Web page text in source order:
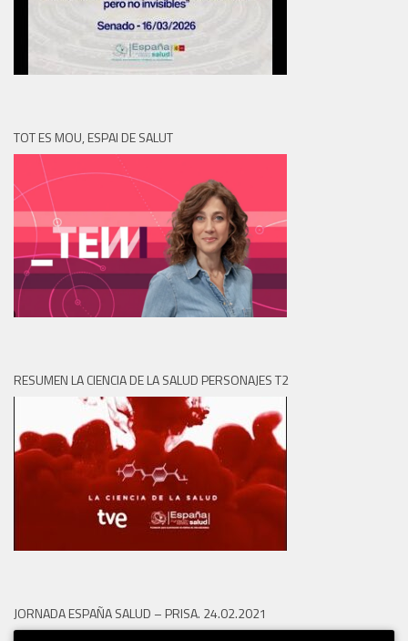
TOT ES MOU, ESPAI DE SALUT
RESUMEN LA CIENCIA DE LA SALUD PERSONAJES T2
JORNADA ESPAÑA SALUD – PRISA. 24.02.2021